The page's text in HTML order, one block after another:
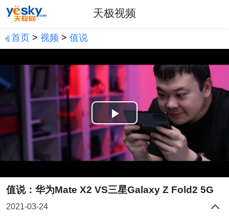
天极视频
首页> 视频 > 值说
Play
Video
值说：华为Mate X2 VS三星Galaxy Z Fold2 5G
2021-03-24